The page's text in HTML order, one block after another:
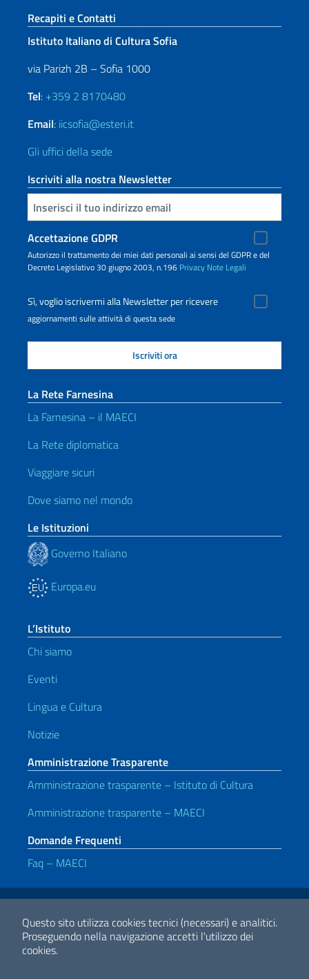
Questo sito utilizza cookies tecnici (necessari) e analitici.
Proseguendo nella navigazione accetti l'utilizzo dei
cookies.
Sezione footer
Recapiti e Contatti
Istituto Italiano di Cultura Sofia
via Parizh 2B – Sofia 1000
Tel: +359 2 8170480
Email: iicsofia@esteri.it
Gli uffici della sede
Iscriviti alla nostra Newsletter
Inserisci la tua email
Accettazione GDPR
Autorizzo il trattamento dei miei dati personali ai sensi del GDPR e del
Decreto Legislativo 30 giugno 2003, n.196 Privacy Note Legali
Sì, voglio iscrivermi alla Newsletter per ricevere
aggiornamenti sulle attività di questa sede
La Rete Farnesina
La Farnesina – il MAECI
La Rete diplomatica
Viaggiare sicuri
Dove siamo nel mondo
Le Istituzioni
Governo Italiano
Europa.eu
L’Istituto
Chi siamo
Eventi
Lingua e Cultura
Notizie
Amministrazione Trasparente
Amministrazione trasparente – Istituto di Cultura
Amministrazione trasparente – MAECI
Domande Frequenti
Faq – MAECI
Link Utili